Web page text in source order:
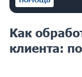
Как
клиента: